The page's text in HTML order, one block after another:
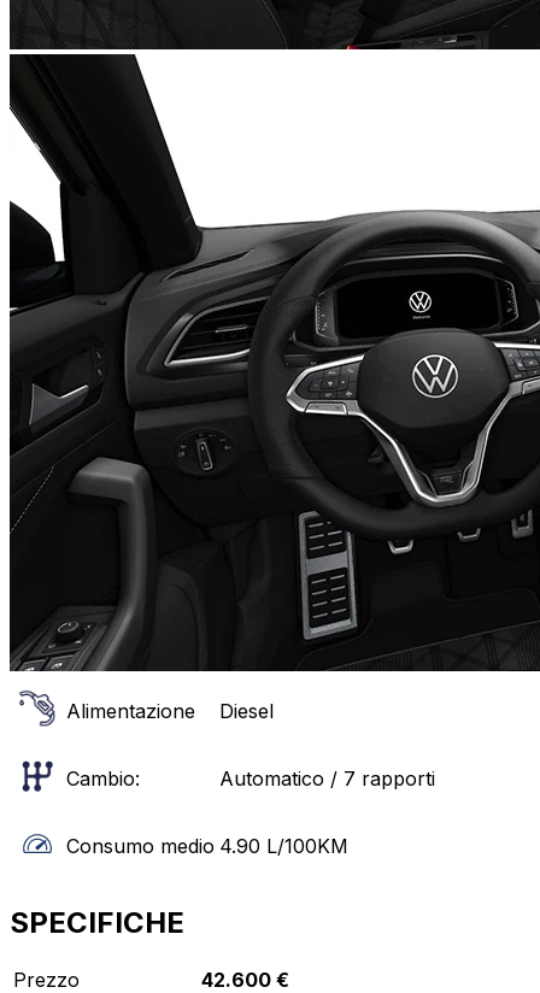
Alimentazione Diesel
Cambio: Automatico / 7 rapporti
Consumo medio 4.90 L/100KM
SPECIFICHE
Prezzo
42.600 €